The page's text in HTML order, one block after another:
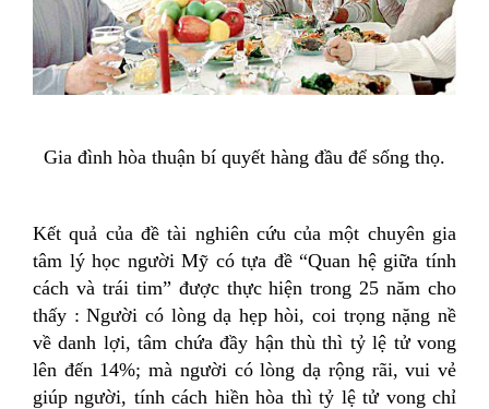
Gia đình hòa thuận bí quyết hàng đầu để sống thọ.
Kết quả của đề tài nghiên cứu của một chuyên gia
tâm lý học người Mỹ có tựa đề “Quan hệ giữa tính
cách và trái tim” được thực hiện trong 25 năm cho
thấy : Người có lòng dạ hẹp hòi, coi trọng nặng nề
về danh lợi, tâm chứa đầy hận thù thì tỷ lệ tử vong
lên đến 14%; mà người có lòng dạ rộng rãi, vui vẻ
giúp người, tính cách hiền hòa thì tỷ lệ tử vong chỉ